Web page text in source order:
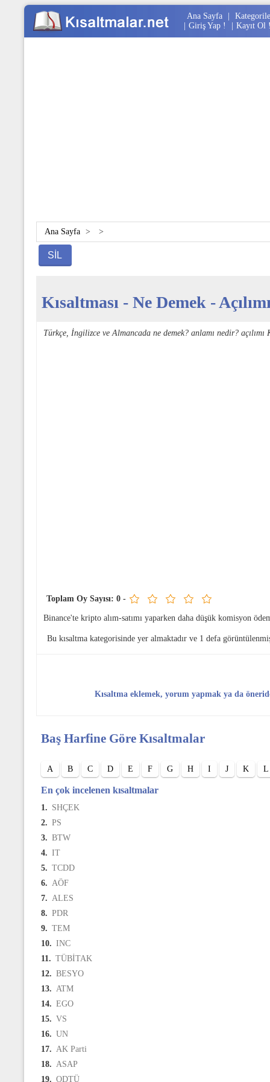
Ana Sayfa
Giriş Yap ! Kayıt Ol
Ana Sayfa > >
Kısaltması - Ne Demek -
Türkçe, İngilizce ve Almancada ne demek? anlamı nedir?
Toplam Oy Sayısı: 0 -
Binance'te kripto alım-satımı yaparken daha düşük komisyon
Bu kısaltma kategorisinde yer almaktadır ve 1 defa
Kısaltma eklemek, yorum yapmak ya da
Baş Harfine Göre Kısaltmalar
A B C D E F G H I J K L
En çok incelenen kısaltmalar
1. SHÇEK
2. PS
3. BTW
4. IT
5. TCDD
6. AÖF
7. ALES
8. PDR
9. TEM
10. INC
11. TÜBİTAK
12. BESYO
13. ATM
14. EGO
15. VS
16. UN
17. AK Parti
18. ASAP
19. ODTÜ